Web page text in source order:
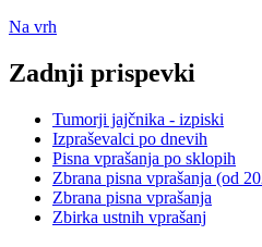
Na vrh
Zadnji prispevki
Tumorji jajčnika - izpiski
Izpraševalci po dnevih
Pisna vprašanja po sklopih
Zbrana pisna vprašanja (od
Zbrana pisna vprašanja
Zbirka ustnih vprašanj